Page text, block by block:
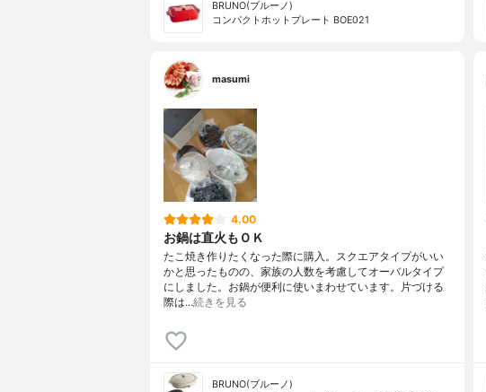
BRUNO(ブルーノ)
コンパクトホットプレート BOE021
masumi
4.00
お鍋は直火もＯＫ
たこ焼き作りたくなった際に購入。スクエアタイプがいい
かと思ったものの、家族の人数を考慮してオーバルタイプ
にしました。お鍋が便利に使いまわせています。片づける
際は…続きを見る
BRUNO(ブルーノ)